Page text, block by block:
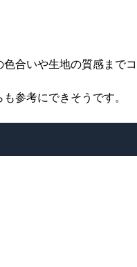
合いや生地の質感まで
参考にできそうです。